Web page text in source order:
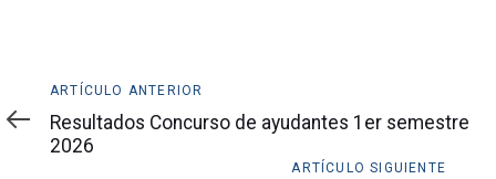
Artículo
anterior
ARTÍCULO ANTERIOR
Resultados Concurso de ayudantes 1er semestre
2026
ARTÍCULO SIGUIENTE